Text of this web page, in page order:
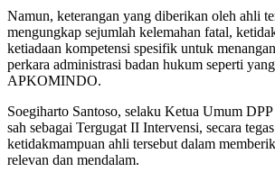
Namun, keterangan yang diberikan oleh ahli
mengungkap sejumlah kelemahan fatal,
ketiadaan kompetensi spesifik untuk
perkara administrasi badan hukum seperti
APKOMINDO.
Soegiharto Santoso, selaku Ketua Umum
sah sebagai Tergugat II Intervensi, secara
ketidakmampuan ahli tersebut dalam
relevan dan mendalam.